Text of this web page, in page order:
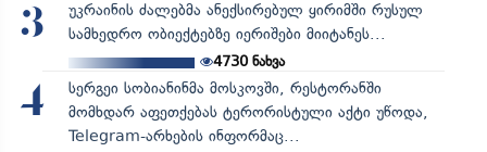
3
უკრაინის ძალებმა ანექსირებულ ყირიმში რუსულ
სამხედრო ობიექტებზე იერიშები მიიტანეს...
4730ნახვა
4
სერგეი სობიანინმა მოსკოვში, რესტორანში
მომხდარ აფეთქებას ტერორისტული აქტი უწოდა,
Telegram-არხების ინფორმაც...